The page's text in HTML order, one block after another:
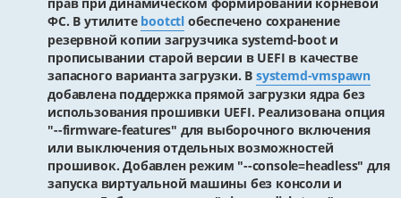
ФС. В утилите bootctl обеспечено сохранение
резервной копии загрузчика systemd-boot и
прописывании старой версии в UEFI в качестве
запасного варианта загрузки. В systemd-vmspawn
добавлена поддержка прямой загрузки ядра без
использования прошивки UEFI. Реализована опция
"--firmware-features" для выборочного включения
или выключения отдельных возможностей
прошивок. Добавлен режим "--console=headless" для
запуска виртуальной машины без консоли и